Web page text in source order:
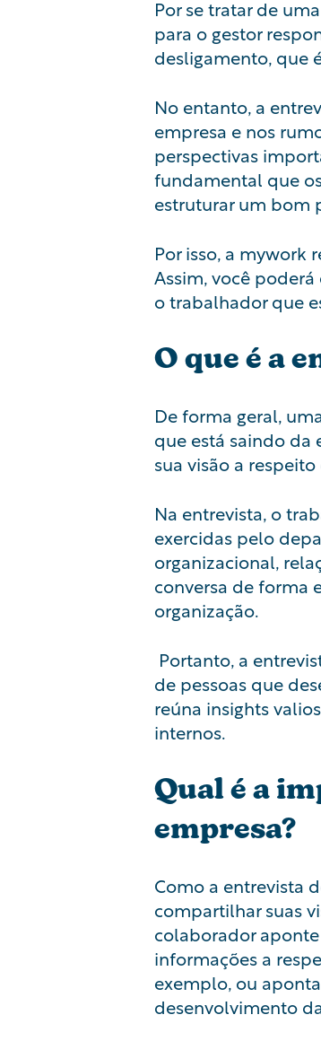
Por se tratar de
para o gestor
desligamento, que
No entanto, a
empresa e nos
perspectivas
fundamental que
estruturar um bom
Por isso, a mywork
Assim, você
o trabalhador que
O que é a
De forma geral,
que está saindo
sua visão a
Na entrevista, o
exercidas pelo
organizacional,
conversa de forma
organização.
Portanto, a
de pessoas que
reúna insights
internos.
Qual é a
empresa?
Como a entrevista
compartilhar suas
colaborador
informações a
exemplo, ou
desenvolvimento